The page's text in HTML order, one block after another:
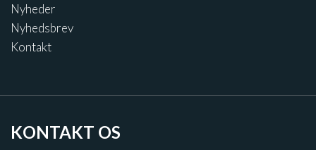
Nyheder
Nyhedsbrev
Kontakt
KONTAKT OS